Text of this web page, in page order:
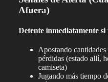
Afuera)
Detente inmediatamente si
Apostando
pérdidas (estado allí,
camiseta)
Jugando más tiempo